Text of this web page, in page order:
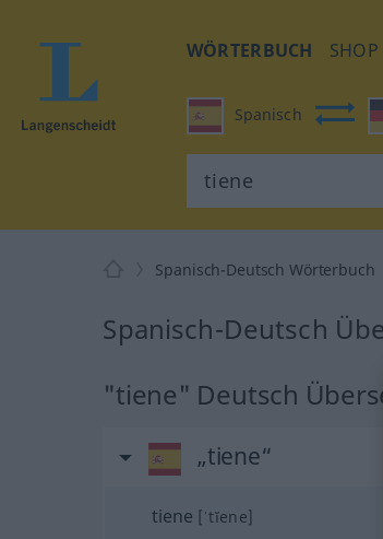
WÖRTERBUCH SHOP
Spanisch
Spanisch-Deutsch Wörterbuch
Spanisch-Deutsch
"tiene" Deutsch
„tiene“
tiene [ˈtĭene]